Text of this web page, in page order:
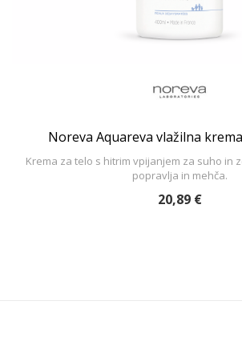
Noreva Aquareva vlažilna
Krema za telo s hitrim vpijanjem za suho in
popravlja in mehča.
20,89 €